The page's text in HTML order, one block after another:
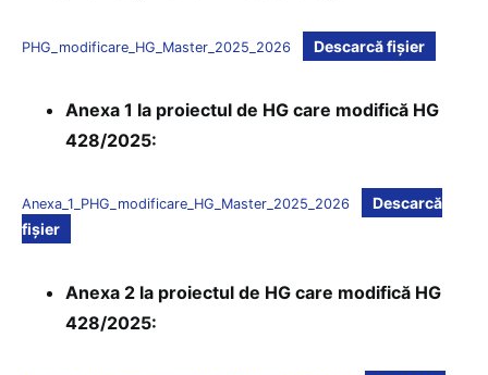
PHG_modificare_HG_Master_2025_2026 Descarcă fișier
Anexa 1 la proiectul de HG care modifică HG
428/2025:
Anexa_1_PHG_modificare_HG_Master_2025_2026
Descarcă
fișier
Anexa 2 la proiectul de HG care modifică HG
428/2025: